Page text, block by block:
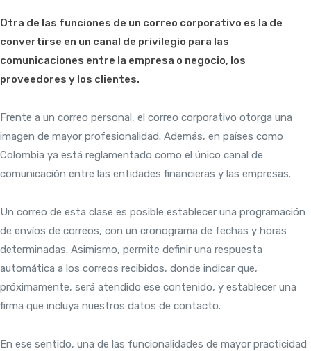
Otra de las funciones de un correo corporativo es la de
convertirse en un canal de privilegio para las
comunicaciones entre la empresa o negocio, los
proveedores y los clientes.
Frente a un correo personal, el correo corporativo otorga una
imagen de mayor profesionalidad. Además, en países como
Colombia ya está reglamentado como el único canal de
comunicación entre las entidades financieras y las empresas.
Un correo de esta clase es posible establecer una programación
de envíos de correos, con un cronograma de fechas y horas
determinadas. Asimismo, permite definir una respuesta
automática a los correos recibidos, donde indicar que,
próximamente, será atendido ese contenido, y establecer una
firma que incluya nuestros datos de contacto.
En ese sentido, una de las funcionalidades de mayor practicidad